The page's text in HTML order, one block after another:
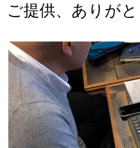
ご提供、ありが